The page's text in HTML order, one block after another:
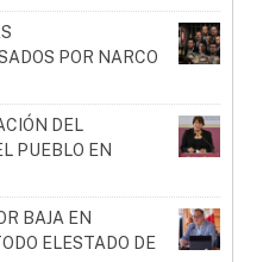
POR NARCO
DEL
PUEBLO EN
BAJA EN
ELESTADO DE